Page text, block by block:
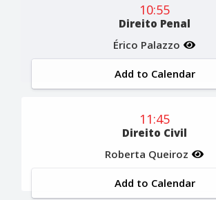
10:55
Direito Penal
Érico Palazzo
Add to Calendar
11:45
Direito Civil
Roberta Queiroz
Add to Calendar